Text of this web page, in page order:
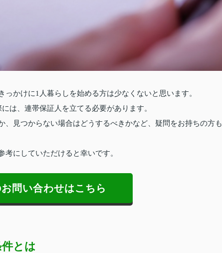
かけに1人暮らしを始める方は少なくないと思います。
は、連帯保証人を立てる必要があります。
、見つからない場合はどうするべきかなど、疑問をお持ちの方も
にしていただけると幸いです。
問い合わせはこちら
とは